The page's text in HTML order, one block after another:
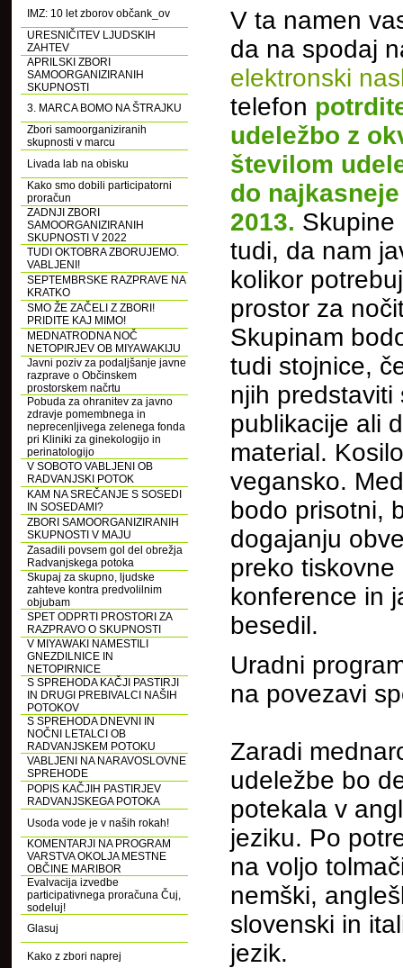
IMZ: 10 let zborov občank_ov
URESNIČITEV LJUDSKIH
ZAHTEV
APRILSKI ZBORI
SAMOORGANIZIRANIH
SKUPNOSTI
3. MARCA BOMO NA ŠTRAJKU
Zbori samoorganiziranih
skupnosti v marcu
Livada lab na obisku
Kako smo dobili participatorni
proračun
ZADNJI ZBORI
SAMOORGANIZIRANIH
SKUPNOSTI V 2022
TUDI OKTOBRA ZBORUJEMO.
VABLJENI!
SEPTEMBRSKE RAZPRAVE NA
KRATKO
SMO ŽE ZAČELI Z ZBORI!
PRIDITE KAJ MIMO!
MEDNATRODNA NOČ
NETOPIRJEV OB MIYAWAKIJU
Javni poziv za podaljšanje javne
razprave o Občinskem
prostorskem načrtu
Pobuda za ohranitev za javno
zdravje pomembnega in
neprecenljivega zelenega fonda
pri Kliniki za ginekologijo in
perinatologijo
V SOBOTO VABLJENI OB
RADVANJSKI POTOK
KAM NA SREČANJE S SOSEDI
IN SOSEDAMI?
ZBORI SAMOORGANIZIRANIH
SKUPNOSTI V MAJU
Zasadili povsem gol del obrežja
Radvanjskega potoka
Skupaj za skupno, ljudske
zahteve kontra predvolilnim
objubam
SPET ODPRTI PROSTORI ZA
RAZPRAVO O SKUPNOSTI
V MIYAWAKI NAMESTILI
GNEZDILNICE IN
NETOPIRNICE
S SPREHODA KAČJI PASTIRJI
IN DRUGI PREBIVALCI NAŠIH
POTOKOV
S SPREHODA DNEVNI IN
NOČNI LETALCI OB
RADVANJSKEM POTOKU
VABLJENI NA NARAVOSLOVNE
SPREHODE
POPIS KAČJIH PASTIRJEV
RADVANJSKEGA POTOKA
Usoda vode je v naših rokah!
KOMENTARJI NA PROGRAM
VARSTVA OKOLJA MESTNE
OBČINE MARIBOR
Evalvacija izvedbe
participativnega proračuna Čuj,
sodeluj!
Glasuj
Kako z zbori naprej
V ta namen
da na spodaj
elektronski
telefon
udeležbo z
številom
do najkasneje
2013. Skupine
tudi, da nam
kolikor
prostor za
Skupinam
tudi stojnice,
njih predstaviti
publikacije ali
material.
vegansko.
bodo prisotni,
dogajanju
preko tiskovne
konference in
besedil.
Uradni
na povezavi
Zaradi
udeležbe bo
potekala v
jeziku. Po
na voljo
nemški,
slovenski in
jezik.